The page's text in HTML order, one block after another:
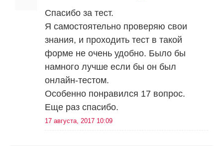
Спасибо за тест.
Я самостоятельно проверяю свои
знания, и проходить тест в такой
форме не очень удобно. Было бы
намного лучше если бы он был
онлайн-тестом.
Особенно понравился 17 вопрос.
Еще раз спасибо.
17 августа, 2017 10:09